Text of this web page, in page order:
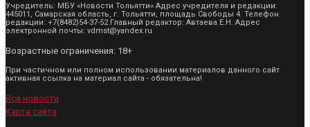
Учредитель: МБУ «Новости Тольятти» Адрес учредителя и редакции:
445011, Самарская область, г. Тольятти, площадь Свободы 4. Телефон
редакции: +7(8482)54-37-52 Главный редактор: Автаева Е.Н. Адрес
электронной почты: vdmst@yandex.ru
Возрастные ограничения: 18+
При частичном или полном использовании материалов данного сайт
активная ссылка на материал сайта - обязательна!
Все новости
Карта сайта